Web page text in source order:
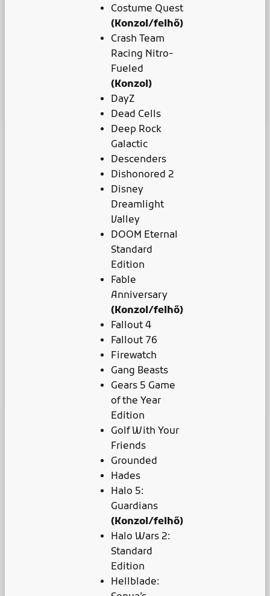
Costume Quest
(Konzol/felhő)
Crash Team
Racing Nitro-
Fueled
(Konzol)
DayZ
Dead Cells
Deep Rock
Galactic
Descenders
Dishonored 2
Disney
Dreamlight
Valley
DOOM Eternal
Standard
Edition
Fable
Anniversary
(Konzol/felhő)
Fallout 4
Fallout 76
Firewatch
Gang Beasts
Gears 5 Game
of the Year
Edition
Golf With Your
Friends
Grounded
Hades
Halo 5:
Guardians
(Konzol/felhő)
Halo Wars 2:
Standard
Edition
Hellblade: